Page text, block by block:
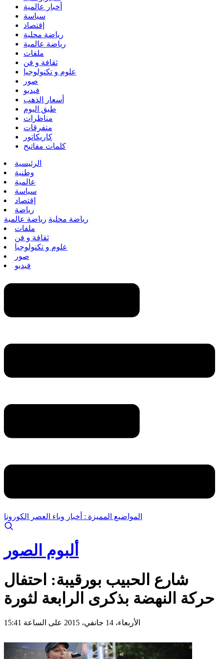
أخبار عالمية
سياسة
إقتصاد
رياضة محلية
رياضة عالمية
ملفات
ثقافة و فن
علوم و تكنولوجيا
صور
فيديو
أسعار الذهب
طبق اليوم
مناظرات
متفرقات
كاريكاتور
كلمات مفاتيح
الرئيسية
وطنية
عالمية
سياسة
إقتصاد
رياضة
رياضة محلية رياضة عالمية
ملفات
ثقافة و فن
علوم و تكنولوجيا
صور
فيديو
المواضيع المميزة : أخبار وباء العصر الكورونا
ألبوم الصور
شارع الحبيب بورقيبة: احتفال
حركة النهضة بذكرى الرابعة لثورة
الأربعاء، 14 جانفي، 2015 على الساعة 15:41